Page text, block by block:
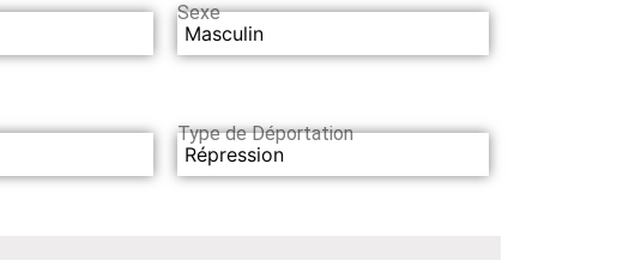
Sexe
Masculin
Type de Déportation
Répression